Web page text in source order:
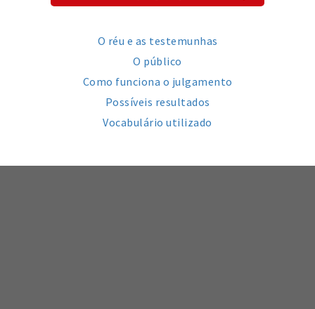
O réu e as testemunhas
O público
Como funciona o julgamento
Possíveis resultados
Vocabulário utilizado